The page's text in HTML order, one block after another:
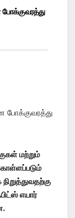
போக்குவரத்து
போக்குவரத்து
மற்றும்
எயார்